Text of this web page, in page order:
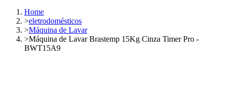
Home
>eletrodomésticos
>Máquina de Lavar
>Máquina de Lavar Brastemp 15Kg Cinza Timer Pro -
BWT15A9